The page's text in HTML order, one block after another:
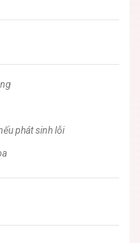
phát sinh lỗi